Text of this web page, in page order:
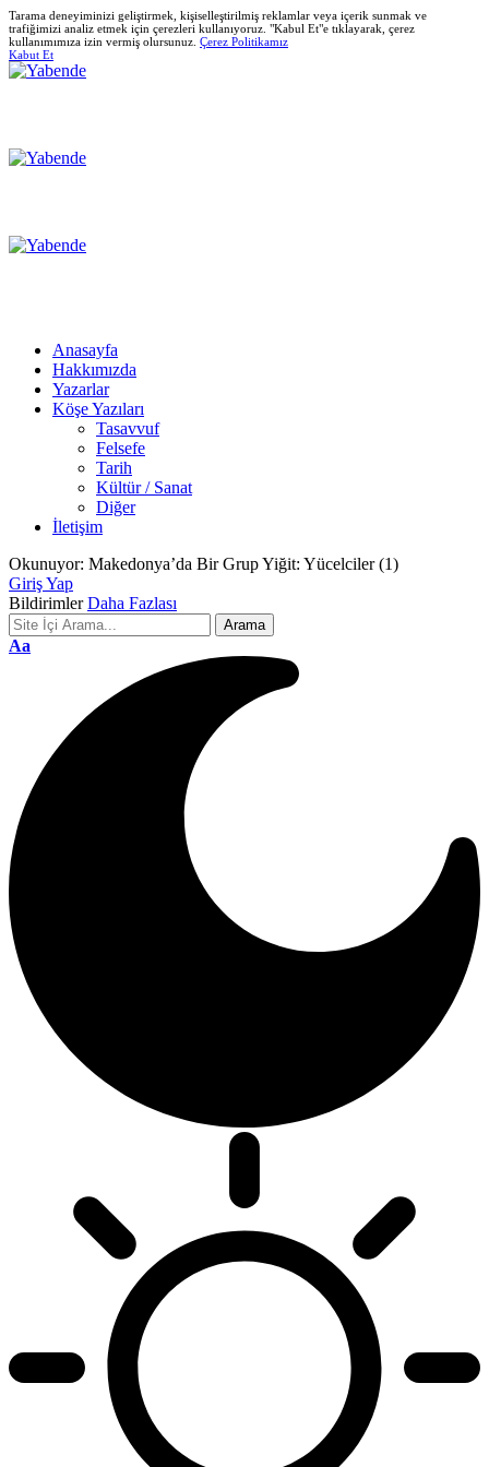
Tarama deneyiminizi geliştirmek, kişiselleştirilmiş reklamlar veya içerik sunmak ve
trafiğimizi analiz etmek için çerezleri kullanıyoruz. "Kabul Et"e tıklayarak, çerez
kullanımımıza izin vermiş olursunuz. Çerez Politikamız
Kabut Et
Anasayfa
Hakkımızda
Yazarlar
Köşe Yazıları
Tasavvuf
Felsefe
Tarih
Kültür / Sanat
Diğer
İletişim
Okunuyor: Makedonya’da Bir Grup Yiğit: Yücelciler (1)
Giriş Yap
Bildirimler Daha Fazlası
Font
Aa